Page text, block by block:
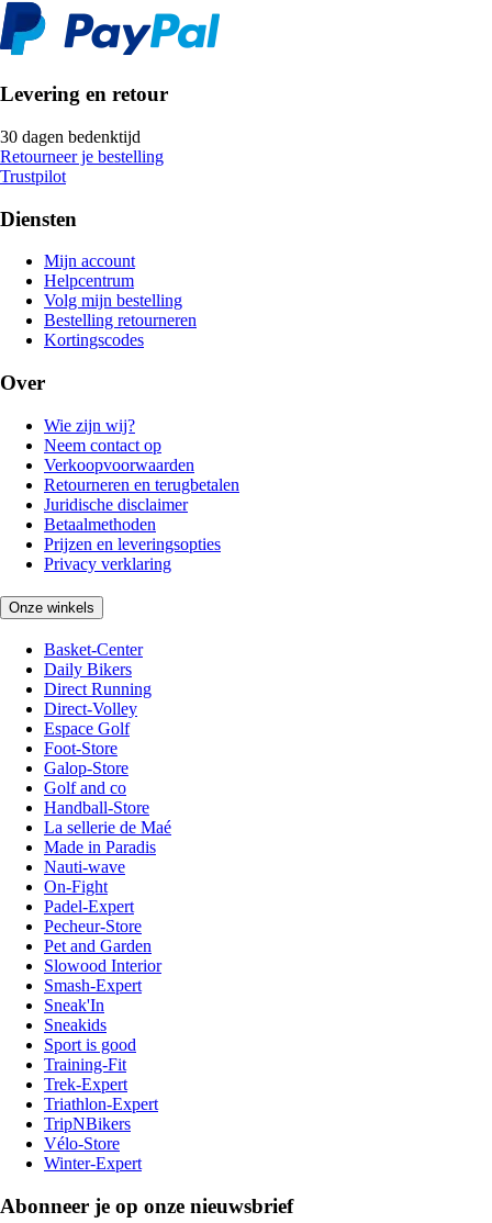
Levering en retour
30 dagen bedenktijd
Retourneer je bestelling
Trustpilot
Diensten
Mijn account
Helpcentrum
Volg mijn bestelling
Bestelling retourneren
Kortingscodes
Over
Wie zijn wij?
Neem contact op
Verkoopvoorwaarden
Retourneren en terugbetalen
Juridische disclaimer
Betaalmethoden
Prijzen en leveringsopties
Privacy verklaring
Onze winkels
Basket-Center
Daily Bikers
Direct Running
Direct-Volley
Espace Golf
Foot-Store
Galop-Store
Golf and co
Handball-Store
La sellerie de Maé
Made in Paradis
Nauti-wave
On-Fight
Padel-Expert
Pecheur-Store
Pet and Garden
Slowood Interior
Smash-Expert
Sneak'In
Sneakids
Sport is good
Training-Fit
Trek-Expert
Triathlon-Expert
TripNBikers
Vélo-Store
Winter-Expert
Abonneer je op onze nieuwsbrief